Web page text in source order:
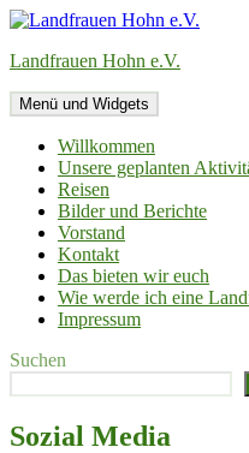
Zum
springen
Landfrauen Hohn e.V.
Menü und Widgets
Willkommen
Unsere geplanten
Reisen
Bilder und Berichte
Vorstand
Kontakt
Das bieten wir euch
Wie werde ich eine
Impressum
Suchen
Sozial Media